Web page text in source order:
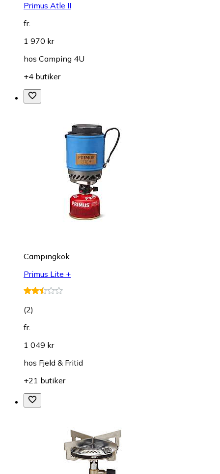
Primus Atle II
fr.
1 970 kr
hos Camping 4U
+4 butiker
Campingkök
Primus Lite +
(2)
fr.
1 049 kr
hos Fjeld & Fritid
+21 butiker